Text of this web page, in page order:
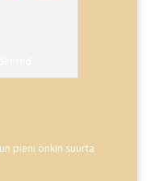
pieni onkin suurta